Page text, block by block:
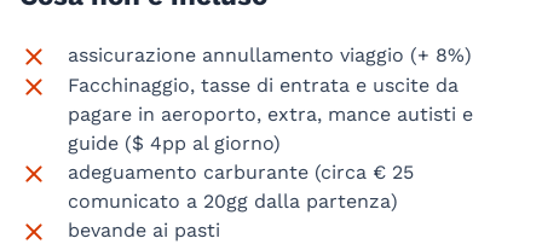
assicurazione annullamento viaggio (+ 8%)
Facchinaggio, tasse di entrata e uscite da
pagare in aeroporto, extra, mance autisti e
guide ($ 4pp al giorno)
adeguamento carburante (circa € 25
comunicato a 20gg dalla partenza)
bevande ai pasti